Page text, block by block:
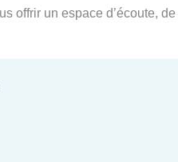
offrir un espace d’écoute,